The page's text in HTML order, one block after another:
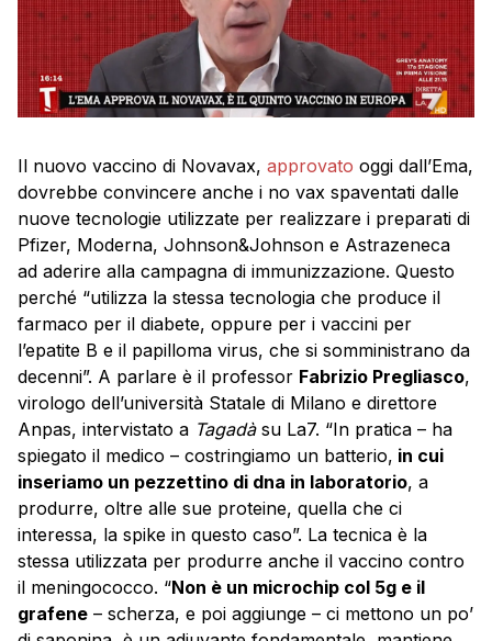
Il nuovo vaccino di Novavax, approvato oggi dall’Ema,
dovrebbe convincere anche i no vax spaventati dalle
nuove tecnologie utilizzate per realizzare i preparati di
Pfizer, Moderna, Johnson&Johnson e Astrazeneca
ad aderire alla campagna di immunizzazione. Questo
perché “utilizza la stessa tecnologia che produce il
farmaco per il diabete, oppure per i vaccini per
l’epatite B e il papilloma virus, che si somministrano da
decenni”. A parlare è il professor Fabrizio Pregliasco,
virologo dell’università Statale di Milano e direttore
Anpas, intervistato a Tagadàsu La7. “In pratica – ha
spiegato il medico – costringiamo un batterio, in cui
inseriamo un pezzettino di dna in laboratorio, a
produrre, oltre alle sue proteine, quella che ci
interessa, la spike in questo caso”. La tecnica è la
stessa utilizzata per produrre anche il vaccino contro
il meningococco. “Non è un microchip col 5g e il
grafene – scherza, e poi aggiunge – ci mettono un po’